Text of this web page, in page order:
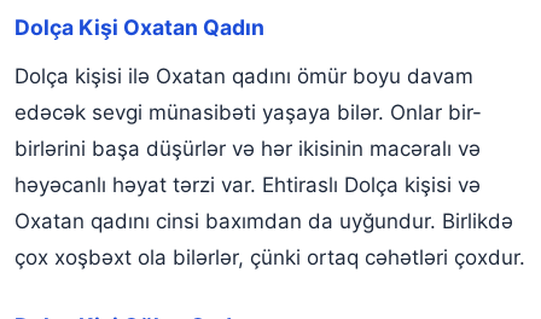
Dolça Kişi Oxatan Qadın
Dolça kişisi ilə Oxatan qadını ömür boyu davam
edəcək sevgi münasibəti yaşaya bilər. Onlar bir-
birlərini başa düşürlər və hər ikisinin macəralı və
həyəcanlı həyat tərzi var. Ehtiraslı Dolça kişisi və
Oxatan qadını cinsi baxımdan da uyğundur. Birlikdə
çox xoşbəxt ola bilərlər, çünki ortaq cəhətləri çoxdur.